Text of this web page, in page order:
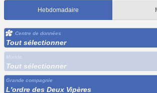
Hebdomadaire
Centre de données
Tout sélectionner
Tout sélectionner
Grande compagnie
L'ordre des Deux Vipères